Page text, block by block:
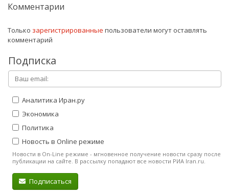
Комментарии
Только зарегистрированные пользователи могут оставлять
комментарий
Подписка
Аналитика Иран.ру
Экономика
Политика
Новость в Online режиме
Новости в On-Line режиме - мгновенное получение новости сразу после
публикации на сайте. В рассылку попадают все новости РИА Iran.ru.
Подписаться